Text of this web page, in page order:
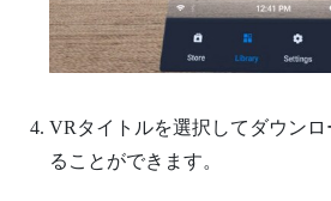
VRタイトルを選択してダウン
ることができます。